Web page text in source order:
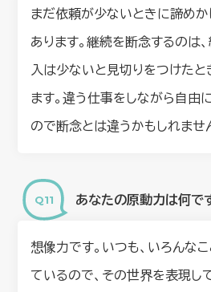
まだ依頼が少ないときに諦めか
あります。継続を断念するのは
入は少ないと見切りをつけたと
ます。違う仕事をしながら自由
ので断念とは違うかもしれませ
あなたの原動力は何で
想像力です。いつも、いろんな
ているので、その世界を表現し